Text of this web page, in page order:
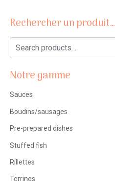
Rechercher un produit…
Notre gamme
Sauces
Boudins/sausages
Pre-prepared dishes
Stuffed fish
Rillettes
Terrines